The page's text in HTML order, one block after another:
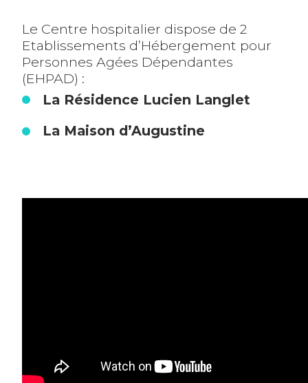
Le Centre hospitalier dispose de 2
Etablissements d’Hébergement pour
Personnes Agées Dépendantes
(EHPAD) :
La Résidence Lucien Langlet
La Maison d’Augustine